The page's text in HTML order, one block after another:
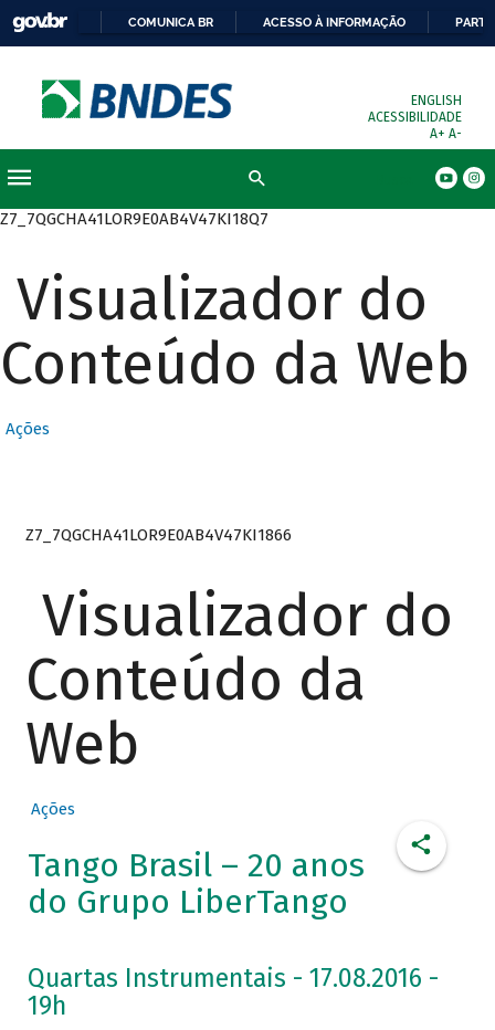
COMUNICA BR ACESSO À INFORMAÇÃO
ENGLISH
ACESSIBILIDADE
A+ A-
Z7_7QGCHA41LOR9E0AB4V47KI18Q7
Visualizador do
Conteúdo da Web
Ações
Z7_7QGCHA41LOR9E0AB4V47KI1866
Visualizador do
Conteúdo da
Web
Ações
Tango Brasil – 20 anos
do Grupo LiberTango
Quartas Instrumentais - 17.08.2016 -
19h